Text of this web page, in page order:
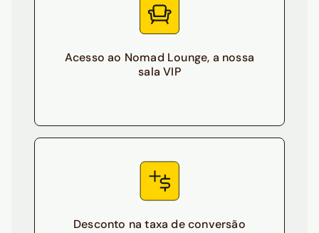
Acesso ao Nomad Lounge, a nossa
sala VIP
Desconto na taxa de conversão